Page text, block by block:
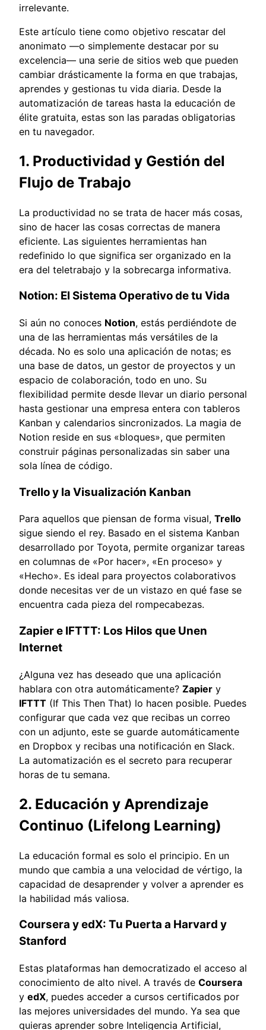
irrelevante.
Este artículo tiene como objetivo rescatar del
anonimato —o simplemente destacar por su
excelencia— una serie de sitios web que pueden
cambiar drásticamente la forma en que trabajas,
aprendes y gestionas tu vida diaria. Desde la
automatización de tareas hasta la educación de
élite gratuita, estas son las paradas obligatorias
en tu navegador.
1. Productividad y Gestión del
Flujo de Trabajo
La productividad no se trata de hacer más cosas,
sino de hacer las cosas correctas de manera
eficiente. Las siguientes herramientas han
redefinido lo que significa ser organizado en la
era del teletrabajo y la sobrecarga informativa.
Notion: El Sistema Operativo de tu Vida
Si aún no conoces Notion, estás perdiéndote de
una de las herramientas más versátiles de la
década. No es solo una aplicación de notas; es
una base de datos, un gestor de proyectos y un
espacio de colaboración, todo en uno. Su
flexibilidad permite desde llevar un diario personal
hasta gestionar una empresa entera con tableros
Kanban y calendarios sincronizados. La magia de
Notion reside en sus «bloques», que permiten
construir páginas personalizadas sin saber una
sola línea de código.
Trello y la Visualización Kanban
Para aquellos que piensan de forma visual, Trello
sigue siendo el rey. Basado en el sistema Kanban
desarrollado por Toyota, permite organizar tareas
en columnas de «Por hacer», «En proceso» y
«Hecho». Es ideal para proyectos colaborativos
donde necesitas ver de un vistazo en qué fase se
encuentra cada pieza del rompecabezas.
Zapier e IFTTT: Los Hilos que Unen
Internet
¿Alguna vez has deseado que una aplicación
hablara con otra automáticamente? Zapier y
IFTTT (If This Then That) lo hacen posible. Puedes
configurar que cada vez que recibas un correo
con un adjunto, este se guarde automáticamente
en Dropbox y recibas una notificación en Slack.
La automatización es el secreto para recuperar
horas de tu semana.
2. Educación y Aprendizaje
Continuo (Lifelong Learning)
La educación formal es solo el principio. En un
mundo que cambia a una velocidad de vértigo, la
capacidad de desaprender y volver a aprender es
la habilidad más valiosa.
Coursera y edX: Tu Puerta a Harvard y
Stanford
Estas plataformas han democratizado el acceso al
conocimiento de alto nivel. A través de Coursera
y edX, puedes acceder a cursos certificados por
las mejores universidades del mundo. Ya sea que
quieras aprender sobre Inteligencia Artificial,